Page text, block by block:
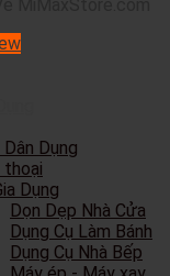
Dụng
thoại
Dụng
Dọn Dẹp Nhà Cửa
Dụng Cụ Làm Bánh
Dụng Cụ Nhà Bếp